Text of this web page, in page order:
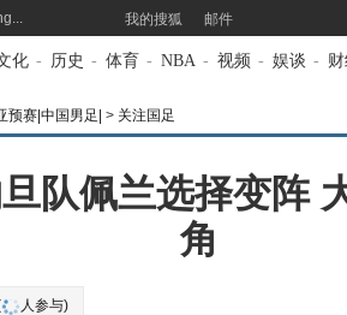
我的搜狐 邮件
化 - 历史 - 体育 - NBA - 视频 - 娱谈 -
预赛|中国男足| > 关注国足
队佩兰选择变阵
角
人参与)